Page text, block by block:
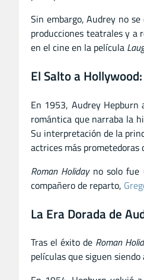
Sin embargo, Audrey no
producciones teatrales y a
en el cine en la película
El Salto a
En 1953, Audrey Hepburn
romántica que narraba la
Su interpretación de la
actrices más prometedoras
Roman Holidayno solo fue
compañero de reparto,
La Era Dorada de
Tras el éxito de Roman
películas que siguen